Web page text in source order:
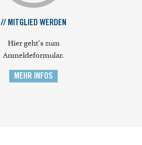
// MITGLIED WERDEN
Hier geht's zum
Anmeldeformular.
MEHR INFOS